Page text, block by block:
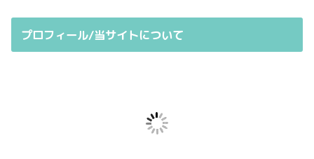
プロフィール/当サイトについて